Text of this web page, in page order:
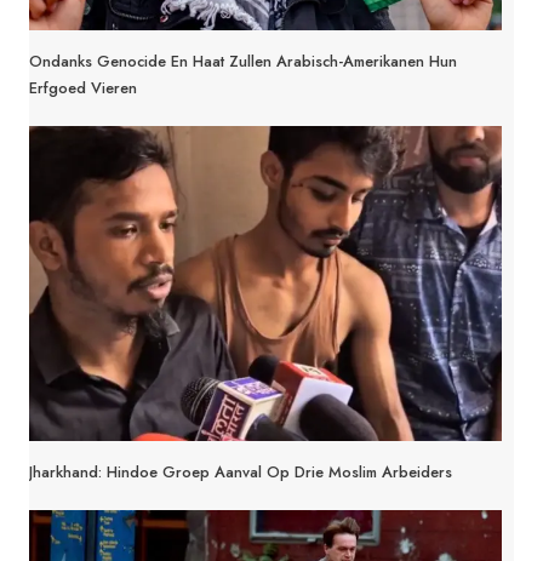
Ondanks Genocide En Haat Zullen Arabisch-Amerikanen Hun
Erfgoed Vieren
Jharkhand: Hindoe Groep Aanval Op Drie Moslim Arbeiders